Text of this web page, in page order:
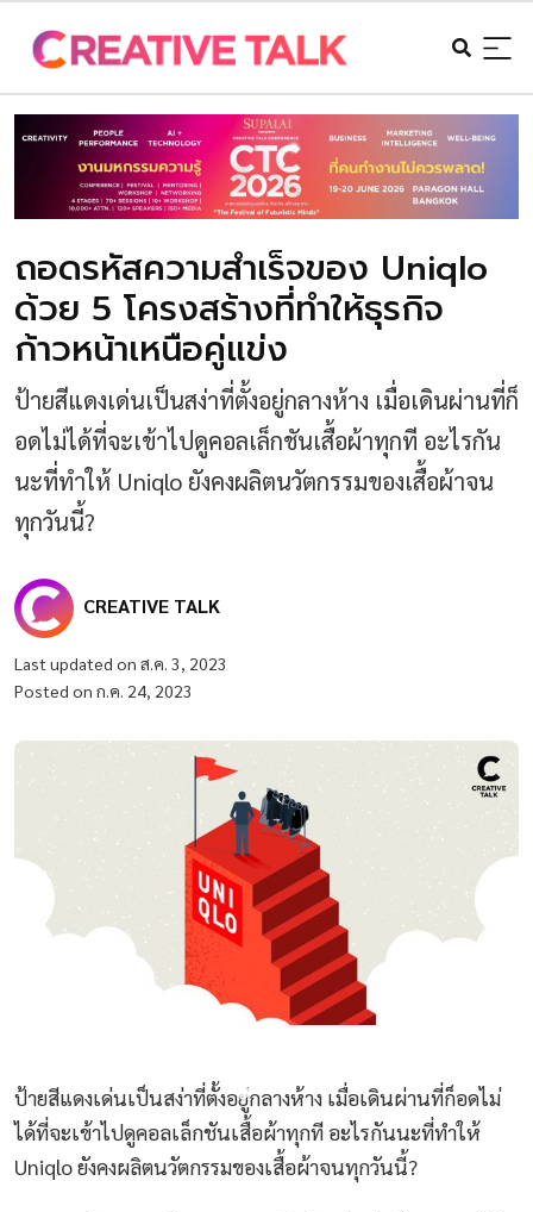
ถอดรหัสความสำเร็จของ Uniqlo
ด้วย 5 โครงสร้างที่ทำให้ธุรกิจ
ก้าวหน้าเหนือคู่แข่ง
ป้ายสีแดงเด่นเป็นสง่าที่ตั้งอยู่กลางห้าง เมื่อเดินผ่านที่ก็
อดไม่ได้ที่จะเข้าไปดูคอลเล็กชันเสื้อผ้าทุกที อะไรกัน
นะที่ทำให้ Uniqlo ยังคงผลิตนวัตกรรมของเสื้อผ้าจน
ทุกวันนี้?
CREATIVE TALK
Last updated on ส.ค. 3, 2023
Posted on ก.ค. 24, 2023
ป้ายสีแดงเด่นเป็นสง่าที่ตั้งอยู่กลางห้าง เมื่อเดินผ่านที่ก็อดไม่
ได้ที่จะเข้าไปดูคอลเล็กชันเสื้อผ้าทุกที อะไรกันนะที่ทำให้
Uniqlo ยังคงผลิตนวัตกรรมของเสื้อผ้าจนทุกวันนี้?